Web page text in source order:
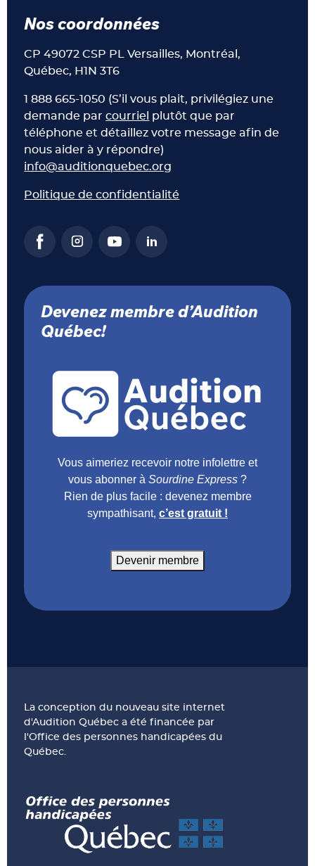
Nos coordonnées
CP 49072 CSP PL Versailles, Montréal,
Québec, H1N 3T6
1 888 665-1050 (S’il vous plait, privilégiez une
demande parcourriel plutôt que par
téléphone et détaillez votre message afin de
nous aider à y répondre)
info@auditionquebec.org
Politique de confidentialité
Devenez membre d’Audition
Québec!
Vous aimeriez recevoir notre infolettre et
vous abonner à Sourdine Express ?
Rien de plus facile : devenez membre
sympathisant, c’est gratuit !
Devenir membre
La conception du nouveau site internet
d'Audition Québec a été financée par
l'Office des personnes handicapées du
Québec.